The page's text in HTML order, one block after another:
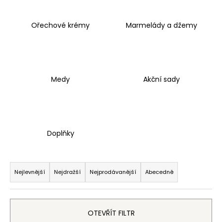
Ořechové krémy Marmelády a džemy
Medy Akční sady
Doplňky
Ř
a
z
e
Nejlevnější Nejdražší Nejprodávanější Abecedně
OTEVŘÍT FILTR
o
p
o
r